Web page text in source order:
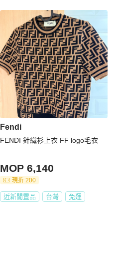
Fendi
FENDI 針織衫上衣 FF logo毛衣
MOP 6,140
現折 200
近新閒置品 台灣 免運